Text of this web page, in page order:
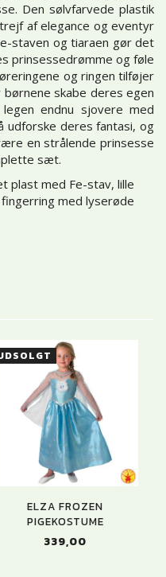
Den sølvfarvede plastik
af elegance og eventyr
staven og tiaraen gør det
prinsessedrømme og føle
og ringen tilføjer
skabe deres egen
endnu sjovere med
udforske deres fantasi, og
en strålende prinsesse
sæt.
plast med Fe-stav, lille
med lyserøde
ELZA FROZEN
PIGEKOSTUME
339,00